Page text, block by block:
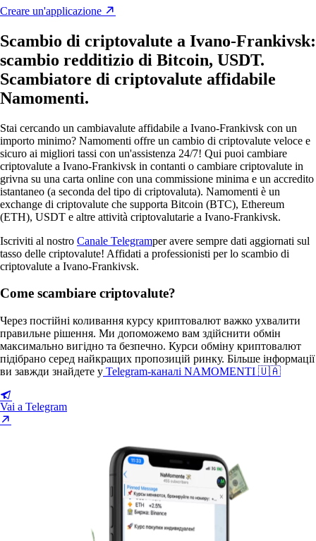
Creare un'applicazione
Scambio di criptovalute a Ivano-Frankivsk:
scambio redditizio di Bitcoin, USDT.
Scambiatore di criptovalute affidabile
Namomenti.
Stai cercando un cambiavalute affidabile a Ivano-Frankivsk con un
importo minimo? Namomenti offre un cambio di criptovalute veloce e
sicuro ai migliori tassi con un'assistenza 24/7! Qui puoi cambiare
criptovalute a Ivano-Frankivsk in contanti o cambiare criptovalute in
grivna su una carta online con una commissione minima e un accredito
istantaneo (a seconda del tipo di criptovaluta). Namomenti è un
exchange di criptovalute che supporta Bitcoin (BTC), Ethereum
(ETH), USDT e altre attività criptovalutarie a Ivano-Frankivsk.
Iscriviti al nostro Canale Telegramper avere sempre dati aggiornati sul
tasso delle criptovalute! Affidati a professionisti per lo scambio di
criptovalute a Ivano-Frankivsk.
Come scambiare criptovalute?
Через постійні коливання курсу криптовалют важко ухвалити
правильне рішення. Ми допоможемо вам здійснити обмін
максимально вигідно та безпечно. Курси обміну криптовалют
підібрано серед найкращих пропозицій ринку. Більше інформації
ви завжди знайдете у Telegram-каналі NAMOMENTI 🇺🇦
Vai a Telegram